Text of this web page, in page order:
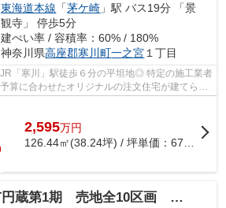
東海道本線 「茅ケ崎 」駅 バス19分 「景
観寺」 停歩5分
建ぺい率 / 容積率：60% / 180%
神奈川県高座郡寒川町一之宮 １丁目
「寒川」駅徒歩６分の平坦地◎ 特定の施工業者
算に合わせたオリジナルの注文住宅が建てられ
す♪ ぜひ...
2,595万円
126.44㎡(38.24坪) / 坪単価：67.86 万円
蔵第1期 売地全10区画 19号地